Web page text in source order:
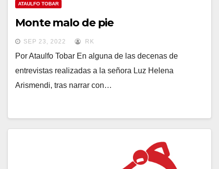
ATAULFO TOBAR
Monte malo de pie
SEP 23, 2022 RK
Por Ataulfo Tobar En alguna de las decenas de
entrevistas realizadas a la señora Luz Helena
Arismendi, tras narrar con…